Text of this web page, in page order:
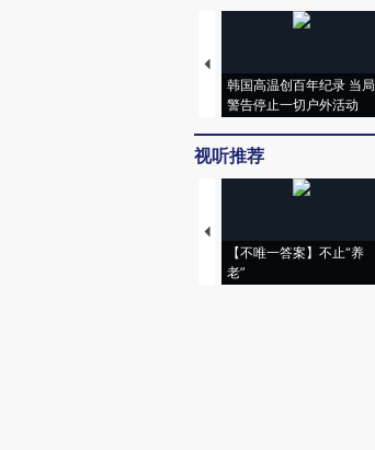
韩国高温创百年纪录 当局
警告停止一切户外活动
视听推荐
【不唯一答案】不止“养
老”